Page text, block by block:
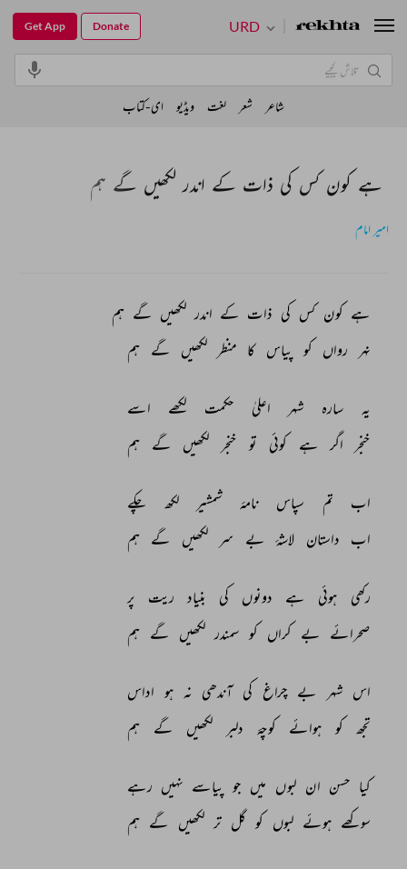
ہے کون کس کی ذات کے اندر لکھیں گے ہم
امیر امام
ہے کون کس کی ذات کے اندر لکھیں گے ہم
نہر رواں کو پیاس کا منظر لکھیں گے ہم
یہ سارہ شہر اعلیٰ حکمت لکھے
اسے
خنجر
اگر ہے کوئی تو خنجر لکھیں گے ہم
اب تم سپاس نامۂ شمشیر لکھ
چکے
اب داستان لاشۂ بے سر لکھیں گے ہم
رکھی ہوئی ہے دونوں کی بنیاد ریت
پر
صحرائے بے کراں کو سمندر لکھیں گے ہم
اس شہر بے چراغ کی آندھی نہ ہو اداس
تجھ
کو ہوائے کوچۂ دلبر لکھیں گے ہم
کیا حسن ان لبوں میں جو پیاسے نہیں رہے
سوکھے ہوئے لبوں کو گل تر لکھیں گے ہم
URD
Get App Donate
شاعر شعر لغت ویڈیو ای-کتاب